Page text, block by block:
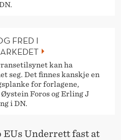
FRED I
kan ha
seg. Det finnes kanskje en
for forlagene,
Foros og Erling J
i DN.
EUs Underrett fast at